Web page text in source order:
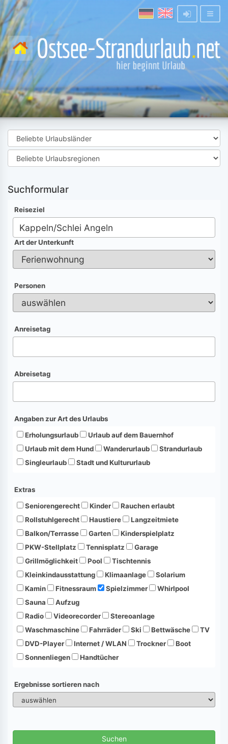
Suchformular
Reiseziel
Art der Unterkunft
Personen
Anreisetag
Abreisetag
Angaben zur Art des Urlaubs
Erholungsurlaub
Urlaub auf dem Bauernhof
Urlaub mit dem Hund
Wanderurlaub
Strandurlaub
Singleurlaub
Stadt und Kultururlaub
Extras
Seniorengerecht
Kinder
Rauchen erlaubt
Rollstuhlgerecht
Haustiere
Langzeitmiete
Balkon/Terrasse
Garten
Kinderspielplatz
PKW-Stellplatz
Tennisplatz
Garage
Grillmöglichkeit
Pool
Tischtennis
Kleinkindausstattung
Klimaanlage
Solarium
Kamin
Fitnessraum Spielzimmer
Whirlpool
Sauna
Aufzug
Radio
Videorecorder
Stereoanlage
Waschmaschine
Fahrräder Ski Bettwäsche
TV
DVD-Player
Internet / WLAN Trockner
Boot
Sonnenliegen
Handtücher
Ergebnisse sortieren nach
Suchen